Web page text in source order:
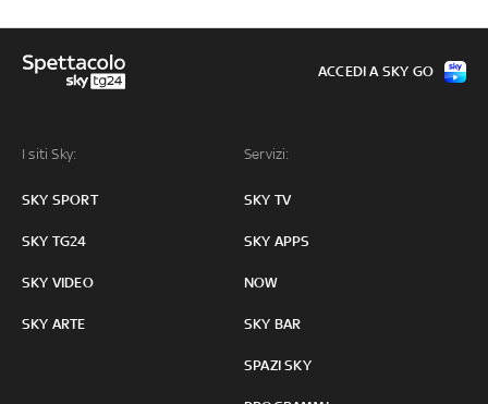
I siti Sky:
SKY SPORT
SKY TG24
SKY VIDEO
SKY ARTE
Servizi:
SKY TV
SKY APPS
NOW
SKY BAR
SPAZI SKY
ACCEDI A SKY GO